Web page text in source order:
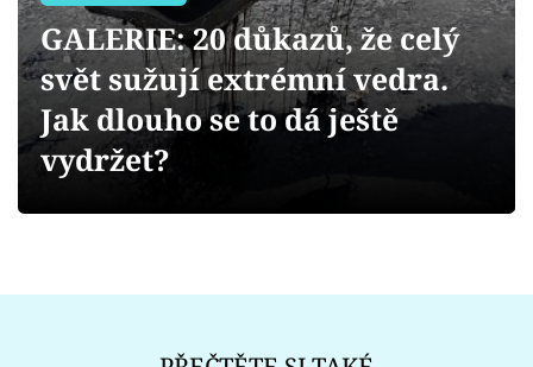
Videa
Sledujte prima+
GALERIE: 20 důkazů, že celý
svět sužují extrémní vedra.
Jak dlouho se to dá ještě
vydržet?